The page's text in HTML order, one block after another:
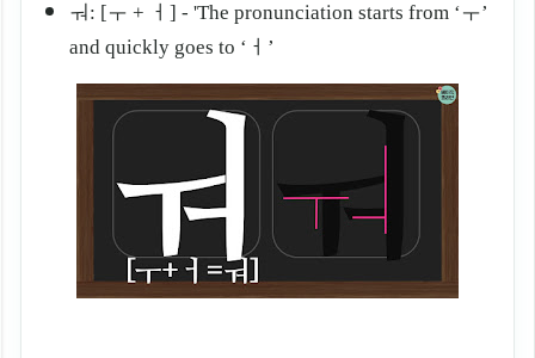
ㅝ: [ㅜ + ㅓ] - 'The pronunciation starts from ‘ㅜ’
and quickly goes to ‘ ㅓ ’